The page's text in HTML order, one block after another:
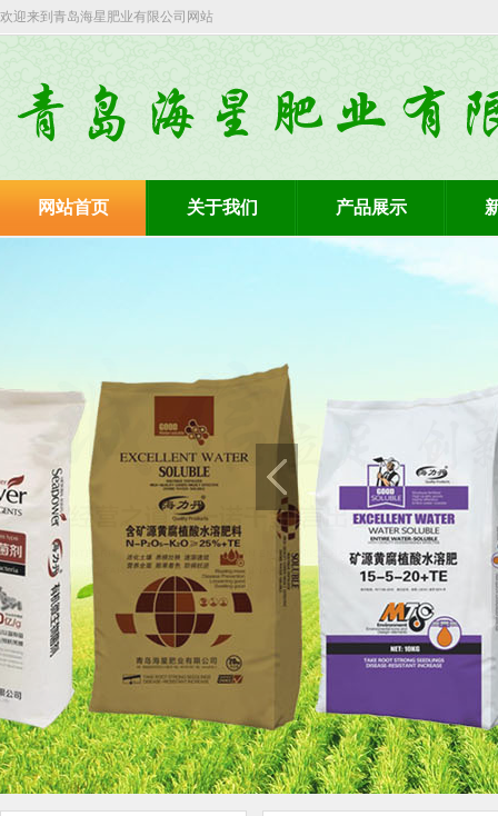
欢迎来到青岛海星肥业有限公司网站
网站首页 关于我们 产品展示